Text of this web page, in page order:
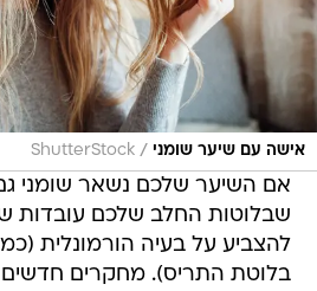
אישה עם שיער שומני /
ShutterStock
אם השיער שלכם נשאר שומני
שבלוטות החלב שלכם עובדות
להצביע על בעיה הורמונלית
בלוטת התריס). מחקרים חדשים